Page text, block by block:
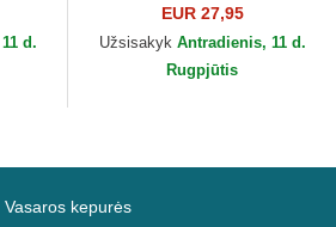
d.
League Essential New York
Yankees MLB New Era
EUR 27,95
Užsisakyk Antradienis, 11 d.
Rugpjūtis
Vasaros kepurės